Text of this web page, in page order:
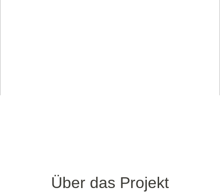
Über das Projekt